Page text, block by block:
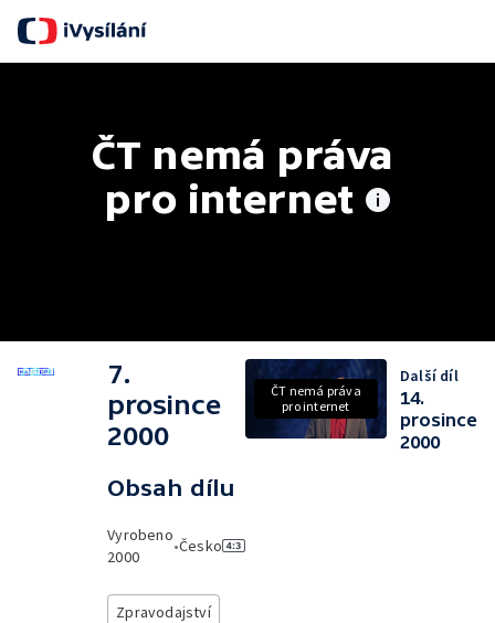
ČT nemá práva
pro internet
7.
prosince
2000
Obsah dílu
Vyrobeno
2000
•Česko
Zpravodajství
ČT nemá práva
pro internet
Další díl
14.
prosince
2000